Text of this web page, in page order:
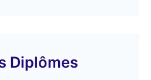
Diplômes